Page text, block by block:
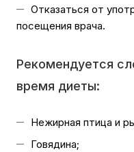
Отказаться от
посещения врача.
Рекомендуется
время диеты:
Нежирная птица и
Говядина;